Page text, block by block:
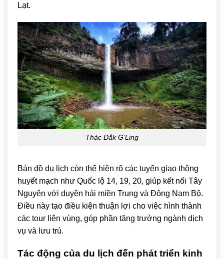
Lạt.
Thác Đắk G’Ling
Bản đồ du lịch còn thể hiện rõ các tuyến giao thông
huyết mạch như Quốc lộ 14, 19, 20, giúp kết nối Tây
Nguyên với duyên hải miền Trung và Đông Nam Bộ.
Điều này tạo điều kiện thuận lợi cho việc hình thành
các tour liên vùng, góp phần tăng trưởng ngành dịch
vụ và lưu trú.
Tác động của du lịch đến phát triển kinh